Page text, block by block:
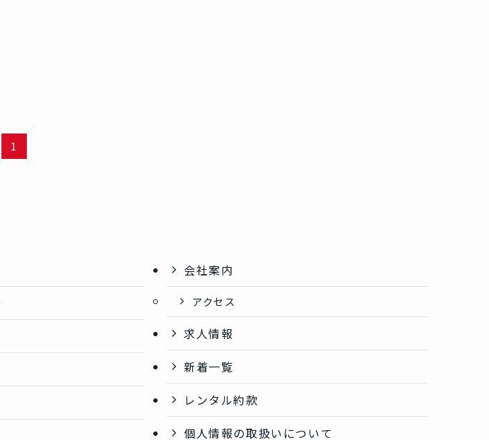
1
会社案内
アクセス
求人情報
新着一覧
レンタル約款
個人情報の取扱いについて